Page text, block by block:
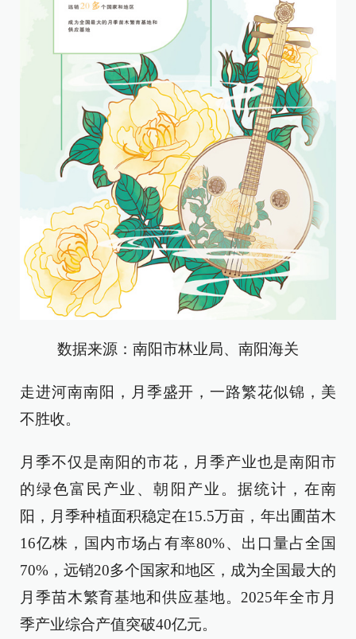
数据来源：南阳市林业局、南阳海关
走进河南南阳，月季盛开，一路繁花似锦，美
不胜收。
月季不仅是南阳的市花，月季产业也是南阳市
的绿色富民产业、朝阳产业。据统计，在南
阳，月季种植面积稳定在15.5万亩，年出圃苗木
16亿株，国内市场占有率80%、出口量占全国
70%，远销20多个国家和地区，成为全国最大的
月季苗木繁育基地和供应基地。2025年全市月
季产业综合产值突破40亿元。